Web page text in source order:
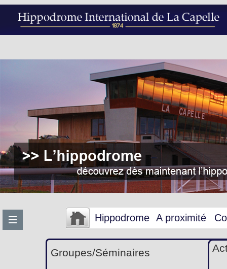
Hippodrome A proximité
Groupes/Séminaires